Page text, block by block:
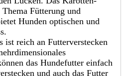
Fütterung und
Hunden optischen und
reich an Futterverstecken
das Hundefutter einfach
und auch das Futter